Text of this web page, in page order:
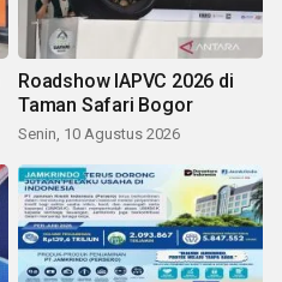
Roadshow IAPVC 2026 di
Taman Safari Bogor
Senin, 10 Agustus 2026